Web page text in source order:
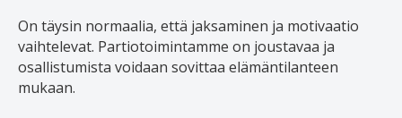
On täysin normaalia, että jaksaminen ja motivaatio
vaihtelevat. Partiotoimintamme on joustavaa ja
osallistumista voidaan sovittaa elämäntilanteen
mukaan.